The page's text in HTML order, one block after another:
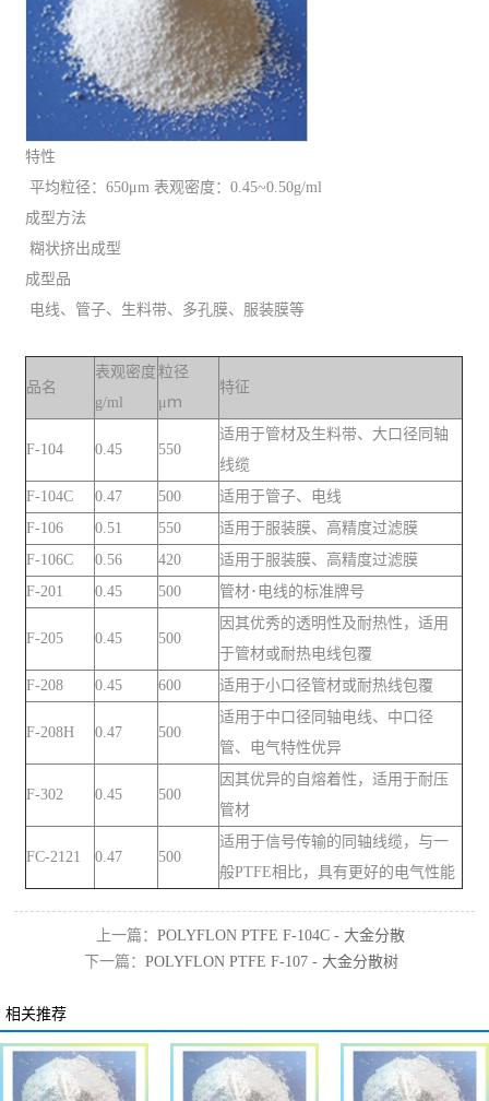
特性
平均粒径：650μm 表观密度：0.45~0.50g/ml
成型方法
糊状挤出成型
成型品
电线、管子、生料带、多孔膜、服装膜等
品名
表观密度
g/ml
粒径
μｍ
特征
F-104 0.45 550
适用于管材及生料带、大口径同轴
线缆
F-104C
0.47 500
适用于管子、电线
F-106
0.51 550
适用于服装膜、高精度过滤膜
F-106C
0.56 420
适用于服装膜、高精度过滤膜
F-201
0.45 500 管材･电线的标准牌号
F-205 0.45 500
因其优秀的透明性及耐热性，适用
于管材或耐热电线包覆
F-208
0.45 600 适用于小口径管材或耐热线包覆
F-208H 0.47 500
适用于中口径同轴电线、中口径
管、电气特性优异
F-302 0.45 500
因其优异的自熔着性，适用于耐压
管材
FC-2121 0.47 500
适用于信号传输的同轴线缆，与一
般PTFE相比，具有更好的电气性能
上一篇：POLYFLON PTFE F-104C - 大金分散
树脂粉
下一篇： POLYFLON PTFE F-107 - 大金分散树
相关推荐